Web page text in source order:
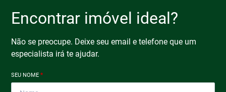
Encontrar imóvel ideal?
Não se preocupe. Deixe seu email e telefone que um
especialista irá te ajudar.
SEU NOME*